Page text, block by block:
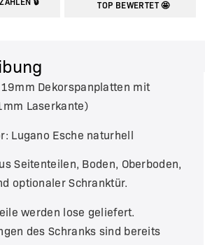
TOP BEWERTET 🤩
Dekorspanplatten mit
Laserkante)
Lugano Esche naturhell
Seitenteilen, Boden, Oberboden,
optionaler Schranktür.
werden lose geliefert.
des Schranks sind bereits